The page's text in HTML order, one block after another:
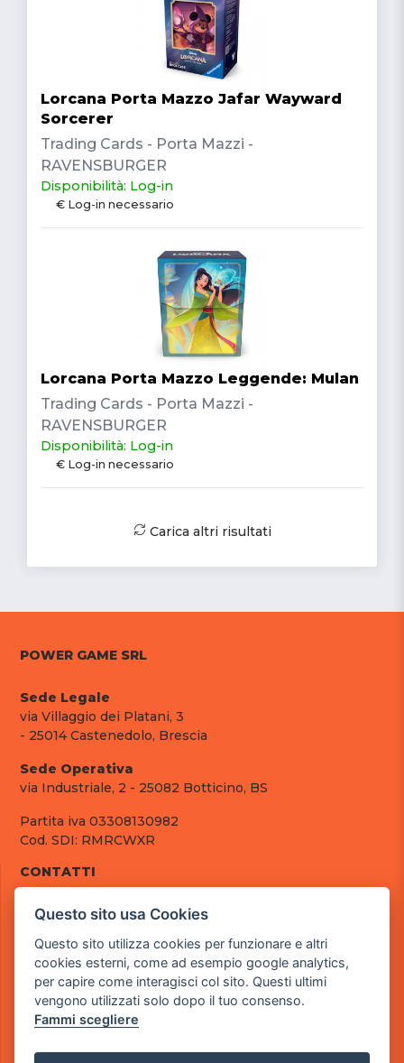
Lorcana Porta Mazzo Jafar Wayward
Sorcerer
Trading Cards - Porta Mazzi -
RAVENSBURGER
Disponibilità: Log-in
€ Log-in necessario
Lorcana Porta Mazzo Leggende: Mulan
Trading Cards - Porta Mazzi -
RAVENSBURGER
Disponibilità: Log-in
€ Log-in necessario
Carica altri risultati
POWER GAME SRL
Sede Legale
via Villaggio dei Platani, 3
- 25014 Castenedolo, Brescia
Sede Operativa
via Industriale, 2 - 25082 Botticino, BS
Partita iva 03308130982
Cod. SDI: RMRCWXR
CONTATTI
tel.: +39 030 376 2377
pec: powergamesrl@legalmail.it
LINK UTILI
Chi siamo
Informazioni generali
Questo sito usa Cookies
Questo sito utilizza cookies per funzionare e altri
cookies esterni, come ad esempio google analytics,
per capire come interagisci col sito. Questi ultimi
vengono utilizzati solo dopo il tuo consenso.
Fammi scegliere